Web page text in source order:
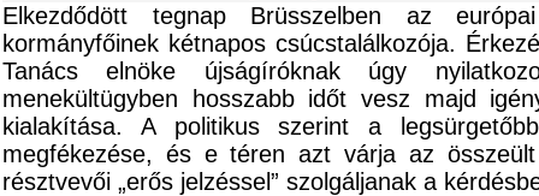
Elkezdődött tegnap Brüsszelben az
kormányfőinek kétnapos csúcstalálkozója.
Tanács elnöke újságíróknak úgy
menekültügyben hosszabb időt vesz majd
kialakítása. A politikus szerint a
megfékezése, és e téren azt várja az
résztvevői „erős jelzéssel” szolgáljanak a